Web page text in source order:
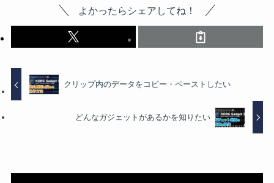
よかったらシェアしてね！
クリップ内のデータをコピー・ペーストしたい
どんなガジェットがあるかを知りたい